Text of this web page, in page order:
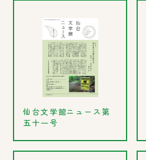
仙台文学館ニュース第
五十一号